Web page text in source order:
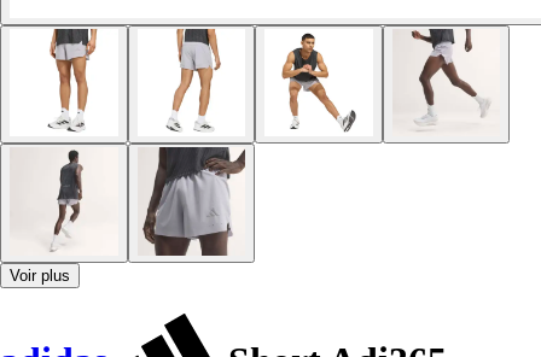
Voir plus